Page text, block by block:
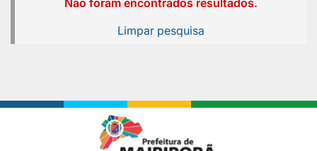
Limpar pesquisa